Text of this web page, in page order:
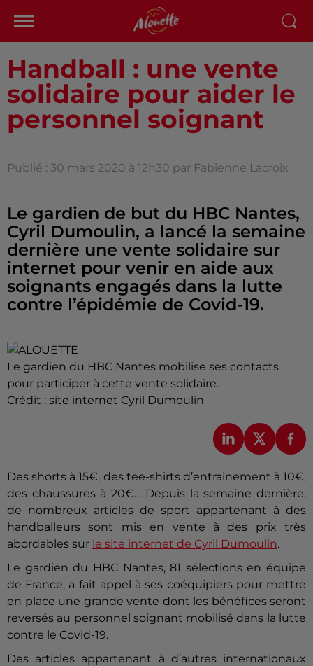
Handball : une vente
solidaire pour aider le
personnel soignant
Publié : 30 mars 2020 à 12h30 par Fabienne Lacroix
Le gardien de but du HBC Nantes,
Cyril Dumoulin, a lancé la semaine
dernière une vente solidaire sur
internet pour venir en aide aux
soignants engagés dans la lutte
contre l’épidémie de Covid-19.
Le gardien du HBC Nantes mobilise ses contacts
pour participer à cette vente solidaire.
Crédit : site internet Cyril Dumoulin
Des shorts à 15€, des tee-shirts d’entrainement à 10€,
des chaussures à 20€… Depuis la semaine dernière,
de nombreux articles de sport appartenant à des
handballeurs sont mis en vente à des prix très
abordables sur le site internet de Cyril Dumoulin.
Le gardien du HBC Nantes, 81 sélections en équipe
de France, a fait appel à ses coéquipiers pour mettre
en place une grande vente dont les bénéfices seront
reversés au personnel soignant mobilisé dans la lutte
contre le Covid-19.
Des articles appartenant à d’autres internationaux